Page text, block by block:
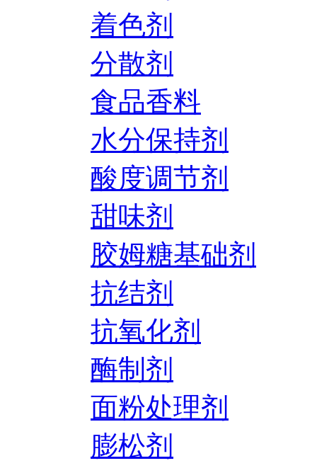
着色剂
分散剂
食品香料
水分保持剂
酸度调节剂
甜味剂
胶姆糖基础剂
抗结剂
抗氧化剂
酶制剂
面粉处理剂
膨松剂